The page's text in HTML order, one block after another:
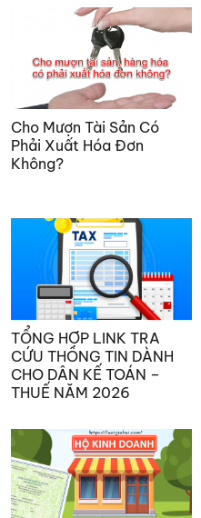
Cho Mượn Tài Sản Có
Phải Xuất Hóa Đơn
Không?
TỔNG HỢP LINK TRA
CỨU THÔNG TIN DÀNH
CHO DÂN KẾ TOÁN –
THUẾ NĂM 2026